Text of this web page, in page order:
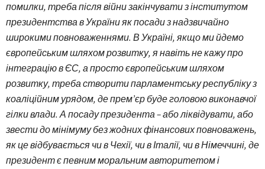
помилки, треба після війни закінчувати з інститутом
президентства в України як посади з надзвичайно
широкими повноваженнями. В Україні, якщо ми йдемо
європейським шляхом розвитку, я навіть не кажу про
інтеграцію в ЄС, а просто європейським шляхом
розвитку, треба створити парламентську республіку з
коаліційним урядом, де прем’єр буде головою виконавчої
гілки влади. А посаду президента – або ліквідувати, або
звести до мінімуму без жодних фінансових повноважень,
як це відбувається чи в Чехії, чи в Італії, чи в Німеччині, де
президент є певним моральним авторитетом і